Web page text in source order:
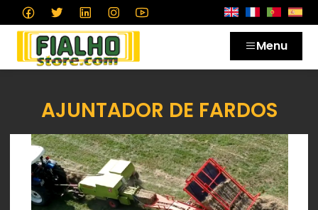
Menu
AJUNTADOR DE FARDOS